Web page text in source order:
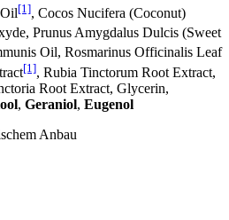
[1], Cocos Nucifera (Coconut)
Prunus Amygdalus Dulcis (Sweet
Oil, Rosmarinus Officinalis Leaf
[1], Rubia Tinctorum Root Extract,
Root Extract, Glycerin,
, Geraniol, Eugenol
Anbau